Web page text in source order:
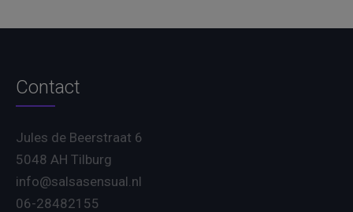
Contact
Jules de Beerstraat 6
5048 AH Tilburg
info@salsasensual.nl
06-28482155